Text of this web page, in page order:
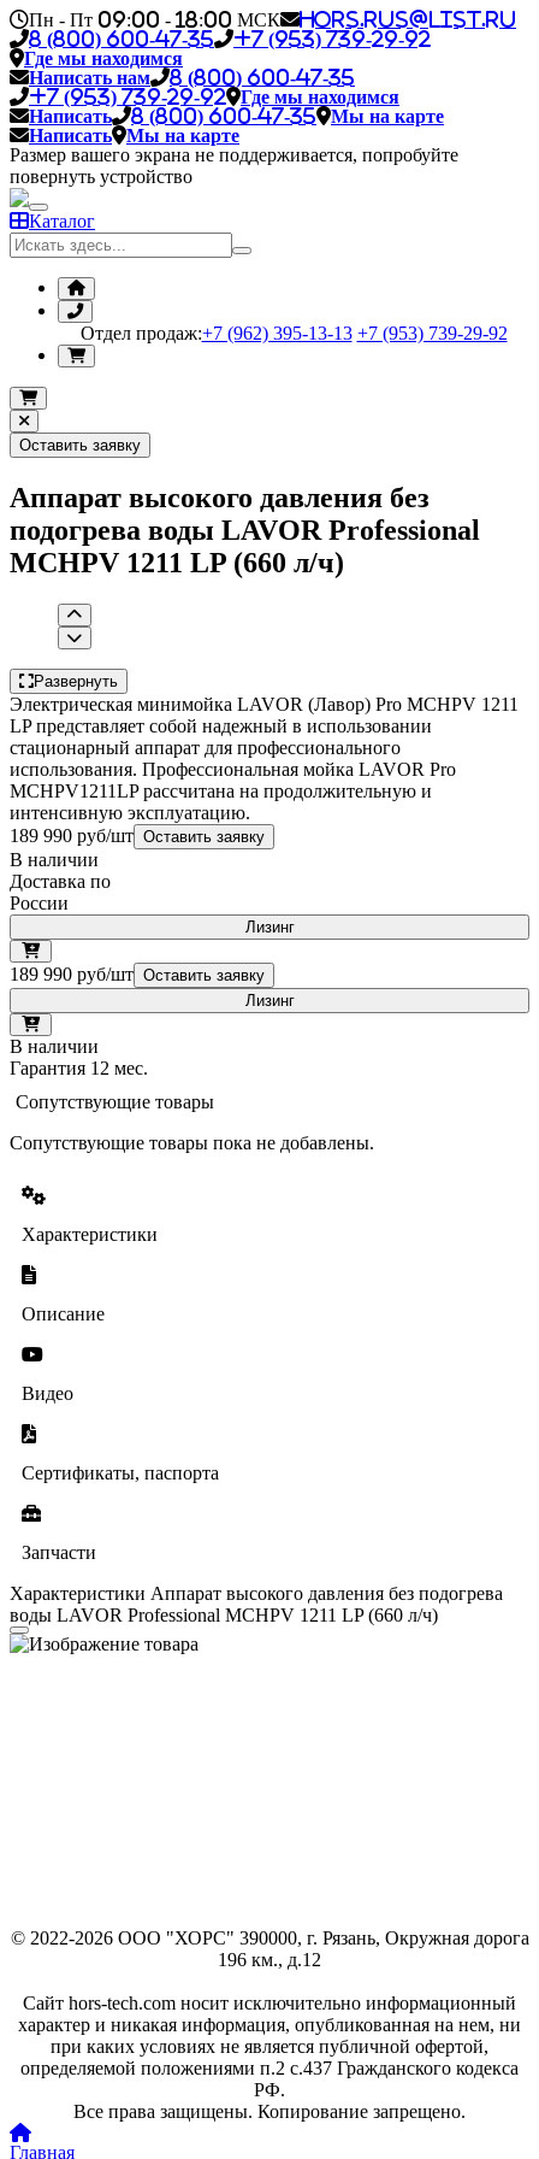
Пн - Пт 09:00 - 18:00 МСК
hors.rus@list.ru
8 (800) 600-47-35
+7 (953) 739-29-92
Где мы находимся
Написать нам
8 (800) 600-47-35
+7 (953) 739-29-92
Где мы находимся
Написать
8 (800) 600-47-35
Мы на карте
Написать
Мы на карте
Размер вашего экрана не поддерживается, попробуйте
повернуть устройство
Каталог
Отдел продаж:+7 (962) 395-13-13 +7 (953) 739-29-92
Оставить заявку
Аппарат высокого давления без
подогрева воды LAVOR Professional
MCHPV 1211 LP (660 л/ч)
Развернуть
Электрическая минимойка LAVOR (Лавор) Pro MCHPV 1211
LP представляет собой надежный в использовании
стационарный аппарат для профессионального
использования. Профессиональная мойка LAVOR Pro
MCHPV1211LP рассчитана на продолжительную и
интенсивную эксплуатацию.
189 990 руб/шт Оставить заявку
В наличии
Доставка по
России
Лизинг
189 990 руб/шт Оставить заявку
Лизинг
В наличии
Гарантия 12 мес.
Сопутствующие товары
Сопутствующие товары пока не добавлены.
Характеристики
Описание
Видео
Сертификаты, паспорта
Запчасти
Характеристики Аппарат высокого давления без подогрева
воды LAVOR Professional MCHPV 1211 LP (660 л/ч)
© 2022-2026 ООО "ХОРС" 390000, г. Рязань, Окружная дорога
196 км., д.12
Сайт hors-tech.com носит исключительно информационный
характер и никакая информация, опубликованная на нем, ни
при каких условиях не является публичной офертой,
определяемой положениями п.2 с.437 Гражданского кодекса
РФ.
Все права защищены. Копирование запрещено.
Главная